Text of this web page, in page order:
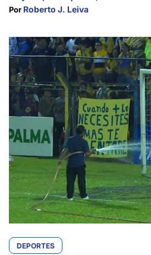
Por Roberto J. Leiva
DEPORTES